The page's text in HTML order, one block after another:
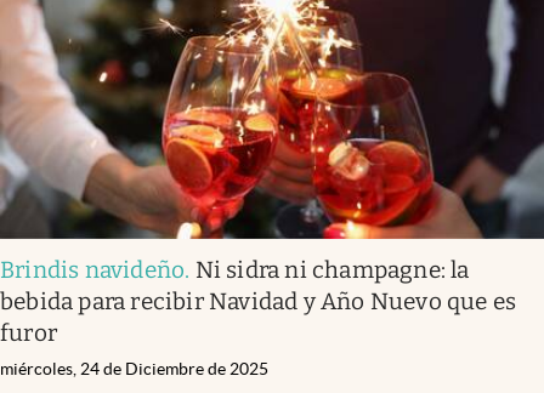
Brindis navideño. Ni sidra ni champagne: la
bebida para recibir Navidad y Año Nuevo que es
furor
miércoles, 24 de Diciembre de 2025